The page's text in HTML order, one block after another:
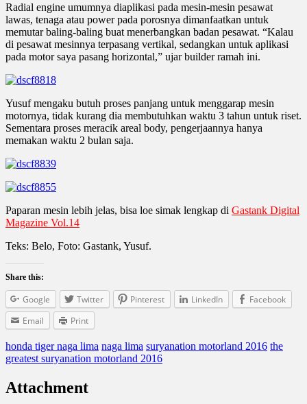
Radial engine umumnya diaplikasi pada mesin-mesin pesawat
lawas, tenaga atau power pada porosnya dimanfaatkan untuk
memutar baling-baling buat menerbangkan badan pesawat. “Kalau
di pesawat mesinnya terpasang vertikal, sedangkan untuk aplikasi
pada motor saya pasang horizontal,” ujar builder ramah ini.
Yusuf mengaku butuh proses panjang untuk menggarap mesin
motornya, tidak kurang dia membutuhkan waktu 3 tahun untuk riset.
Sementara proses meracik areal body, pengerjaannya hanya
memakan waktu 2 bulan saja.
Paparan mesin lebih jelas, bisa loe simak lengkap di Gastank Digital
Magazine Vol.14
Teks: Belo, Foto: Gastank, Yusuf.
Share this:
Google Twitter Pinterest LinkedIn
Facebook
Email
Print
honda tiger naga lima naga lima suryanation motorland 2016 the
greatest suryanation motorland 2016
Attachment